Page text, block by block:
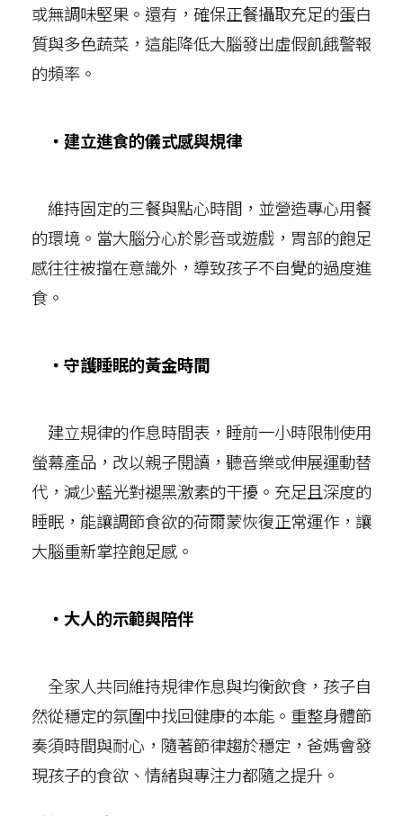
或無調味堅果。還有，確保正餐攝取充足的蛋白
質與多色蔬菜，這能降低大腦發出虛假飢餓警報
的頻率。
‧建立進食的儀式感與規律
維持固定的三餐與點心時間，並營造專心用餐
的環境。當大腦分心於影音或遊戲，胃部的飽足
感往往被擋在意識外，導致孩子不自覺的過度進
食。
‧守護睡眠的黃金時間
建立規律的作息時間表，睡前一小時限制使用
螢幕產品，改以親子閱讀，聽音樂或伸展運動替
代，減少藍光對褪黑激素的干擾。充足且深度的
睡眠，能讓調節食欲的荷爾蒙恢復正常運作，讓
大腦重新掌控飽足感。
‧大人的示範與陪伴
全家人共同維持規律作息與均衡飲食，孩子自
然從穩定的氛圍中找回健康的本能。重整身體節
奏須時間與耐心，隨著節律趨於穩定，爸媽會發
現孩子的食欲、情緒與專注力都隨之提升。